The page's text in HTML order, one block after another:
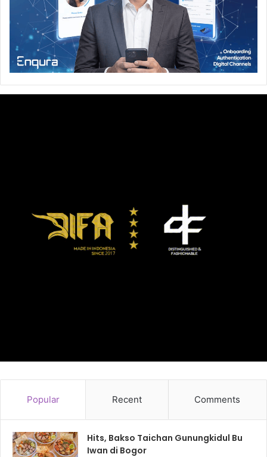
Popular Recent Comments
Hits, Bakso Taichan Gunungkidul Bu
Iwan di Bogor